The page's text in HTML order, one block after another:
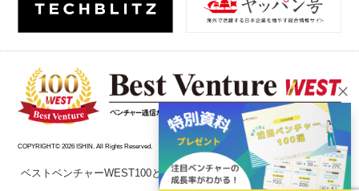
COPYRIGHT© 2026 ISHIN. All Rights Reserved.
ベストベンチャーWEST100とは？ エントリーについて
掲載企
業一覧